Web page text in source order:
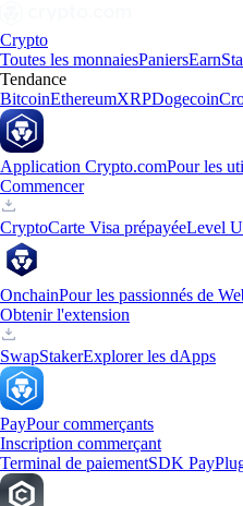
Crypto
Toutes les monnaiesPaniersEarn
Tendance
BitcoinEthereumXRPDogecoin
Application Crypto.comPour les
Commencer
CryptoCarte Visa prépayéeLevel
OnchainPour les passionnés de
Obtenir l'extension
SwapStakerExplorer les dApps
PayPour commerçants
Inscription commerçant
Terminal de paiementSDK Pay